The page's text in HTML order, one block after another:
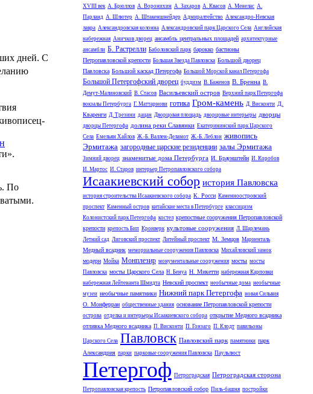
дней. С
По
XVIII век А. Брюллов А. Воронихин А. Захаров А. Квасов А. Менелас А.
Парланд А. Шлютер А. Штакеншнейдер Адмиралтейство Александро-Невская
лавра Александровская колонна Александровский парк Царского Села Английская
набережная Аничков дворец ансамбль центральных площадей архитектурные
ансамбли Б. Растрелли Баболовский парк барокко бастионы
Петропавловской крепости Большая Звезда Павловска Большой дворец
Павловска Большой каскад Петергофа Большой Морской канал Петергофа
Большой Петергофский дворец буддизм В. Баженов В. Бренна В.
Демут-Малиновский В. Стасов Васильевский остров Верхний парк Петергофа
вокзалы Петербурга Г. Маттарнови готика Гром-камень Д. Висконти Д.
Кваренги Д. Трезини дацан Дворцовая площадь дворцовые интерьеры дворцы
дворцы Петергофа долина реки Славянки Екатерининский парк Царского
Села Емельян Хайлов Ж.-Б. Валлен-Деламот Ж.-Б. Леблон живопись
Эрмитажа загородные царские резиденции залы Эрмитажа
Зимний дворец знаменитые дома Петербурга И. Браунштейн И. Коробов
И. Мартос И. Старов интерьер Петропавловского собора
Исаакиевский собор история Павловска
история строительства Исаакиевского собора К. Росси Каменноостровский
проспект Каменный остров китайские места в Петербурге классицизм
Колонистский парк Петергофа костел крепостные сооружения Петропавловской
крепости крепость Бип Кронверк культовые сооружения Л. Шарлемань
Летний сад Лиговский проспект Литейный проспект М. Земцов Мариенталь
Медный всадник мемориальные сооружения Павловска Михайловский замок
модерн Мойка Монплезир монументальные сооружения мосты мосты
Павловска мосты Царского Села Н. Бенуа Н. Микетти набережная Карповки
набережная Лейтенанта Шмидта Невский проспект необычные дома необычные
музеи необычные памятники Нижний парк Петергофа новая Сильвия
О. Монферран общественные здания основание Петропавловской крепости
острова отделка и интерьеры Исаакиевского собора открытие Медного всадника
отливка Медного всадника П. Висконти П. Гонзаго П. Клодт павильоны
Царского Села Павловск Павловский парк памятники парк
Александрия парки парковые сооружения Павловска Паульлюст
Петергоф Петроградская Петроградская сторона
Петропавловская крепость Петропавловский собор Пиль-башня постройки